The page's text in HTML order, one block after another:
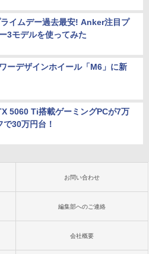
イムデー過去最安! Anker注目プ
3モデルを使ってみた
ーデザインホイール「M6」に新
5060 Ti搭載ゲーミングPCが7万
30万円台！
お問い合わせ
編集部へのご連絡
会社概要